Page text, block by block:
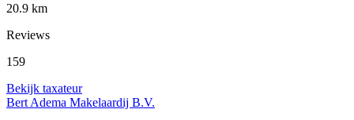
20.9 km
Reviews
159
Bekijk taxateur
Bert Adema Makelaardij B.V.